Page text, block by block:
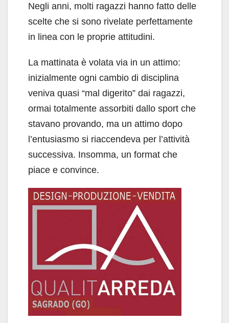
Negli anni, molti ragazzi hanno fatto delle
scelte che si sono rivelate perfettamente
in linea con le proprie attitudini.
La mattinata è volata via in un attimo:
inizialmente ogni cambio di disciplina
veniva quasi “mal digerito” dai ragazzi,
ormai totalmente assorbiti dallo sport che
stavano provando, ma un attimo dopo
l’entusiasmo si riaccendeva per l’attività
successiva. Insomma, un format che
piace e convince.